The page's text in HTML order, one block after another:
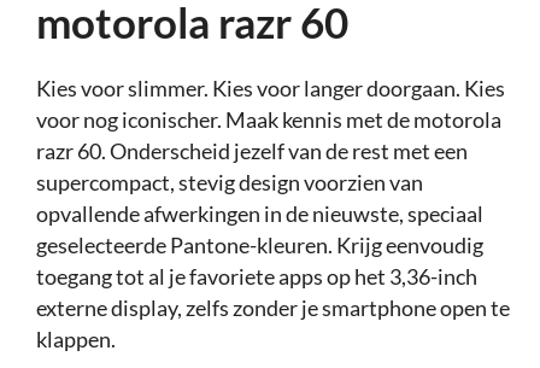
motorola razr 60
Kies voor slimmer. Kies voor langer doorgaan. Kies
voor nog iconischer. Maak kennis met de motorola
razr 60. Onderscheid jezelf van de rest met een
supercompact, stevig design voorzien van
opvallende afwerkingen in de nieuwste, speciaal
geselecteerde Pantone-kleuren. Krijg eenvoudig
toegang tot al je favoriete apps op het 3,36-inch
externe display, zelfs zonder je smartphone open te
klappen.